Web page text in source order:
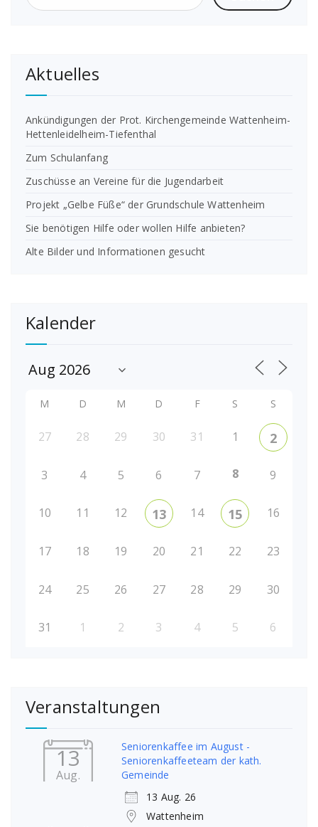
Aktuelles
Ankündigungen der Prot. Kirchengemeinde Wattenheim-
Hettenleidelheim-Tiefenthal
Zum Schulanfang
Zuschüsse an Vereine für die Jugendarbeit
Projekt „Gelbe Füße“ der Grundschule Wattenheim
Sie benötigen Hilfe oder wollen Hilfe anbieten?
Alte Bilder und Informationen gesucht
Kalender
M D M D F S S
27 28 29 30 31 1 2
3 4 5 6 7 8 9
10 11 12 13 14 15 16
17 18 19 20 21 22 23
24 25 26 27 28 29 30
31 1 2 3 4 5 6
Veranstaltungen
13
Aug.
Seniorenkaffee im August -
Seniorenkaffeeteam der kath.
Gemeinde
13 Aug. 26
Wattenheim